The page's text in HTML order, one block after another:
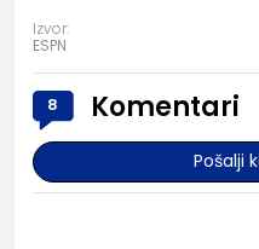
Izvor:
ESPN
8 Komentari
Pošalji